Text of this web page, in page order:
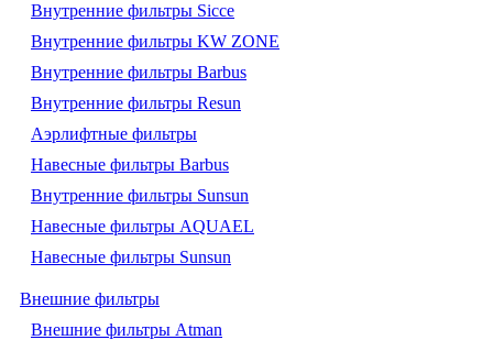
Внутренние фильтры Sicce
Внутренние фильтры KW ZONE
Внутренние фильтры Barbus
Внутренние фильтры Resun
Аэрлифтные фильтры
Навесные фильтры Barbus
Внутренние фильтры Sunsun
Навесные фильтры AQUAEL
Навесные фильтры Sunsun
Внешние фильтры
Внешние фильтры Atman